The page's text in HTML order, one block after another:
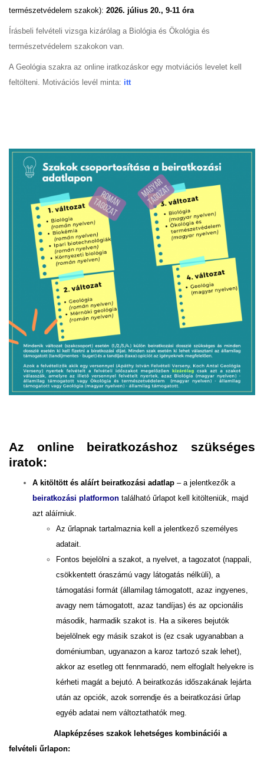
természetvédelem szakok): 2026. július 20., 9-11 óra
Írásbeli felvételi vizsga kizárólag a Biológia és Ökológia és
természetvédelem szakokon van.
A Geológia szakra az online iratkozáskor egy motviációs levelet kell
feltölteni. Motivációs levél minta: itt
Az online beiratkozáshoz szükséges
iratok:
A kitöltött és aláírt beiratkozási adatlap – a jelentkezők a
beiratkozási platformon található űrlapot kell kitölteniük, majd
azt aláírniuk.
Az űrlapnak tartalmaznia kell a jelentkező személyes
adatait.
Fontos bejelölni a szakot, a nyelvet, a tagozatot (nappali,
csökkentett óraszámú vagy látogatás nélküli), a
támogatási formát (államilag támogatott, azaz ingyenes,
avagy nem támogatott, azaz tandíjas) és az opcionális
második, harmadik szakot is. Ha a sikeres bejutók
bejelölnek egy másik szakot is (ez csak ugyanabban a
doméniumban, ugyanazon a karoz tartozó szak lehet),
akkor az esetleg ott fennmaradó, nem elfoglalt helyekre is
kérheti magát a bejutó. A beiratkozás időszakának lejárta
után az opciók, azok sorrendje és a beiratkozási űrlap
egyéb adatai nem változtathatók meg.
Alapképzéses szakok lehetséges kombinációi a
felvételi űrlapon: